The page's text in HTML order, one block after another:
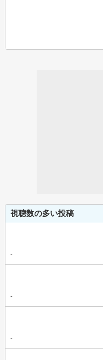
視聴数の多い投稿
-
-
-